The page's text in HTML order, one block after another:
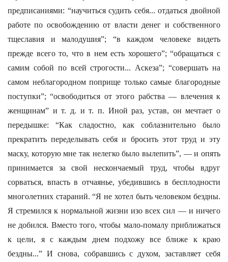
предписаниями: “научиться судить себя... отдаться двойной
работе по освобождению от власти денег и собственного
тщеславия и малодушия”; “в каждом человеке видеть
прежде всего то, что в нем есть хорошего”; “обращаться с
самим собой по всей строгости... Аскеза”; “совершать на
самом неблагородном поприще только самые благородные
поступки”; “освободиться от этого рабства — влечения к
женщинам” и т. д. и т. п. Иной раз, устав, он мечтает о
передышке: “Как сладостно, как соблазнительно было
прекратить переделывать себя и бросить этот труд и эту
маску, которую мне так нелегко было вылепить”, — и опять
принимается за свой нескончаемый труд, чтобы вдруг
сорваться, впасть в отчаянье, убедившись в бесплодности
многолетних стараний. “Я не хотел быть человеком бездны.
Я стремился к нормальной жизни изо всех сил — и ничего
не добился. Вместо того, чтобы мало-помалу приближаться
к цели, я с каждым днем подхожу все ближе к краю
бездны...” И снова, собравшись с духом, заставляет себя